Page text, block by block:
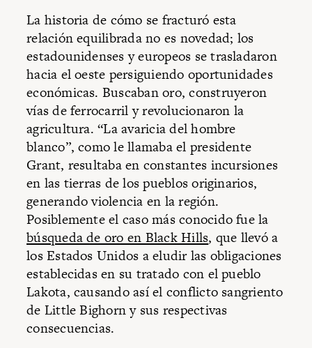
La historia de cómo se fracturó esta
relación equilibrada no es novedad; los
estadounidenses y europeos se trasladaron
hacia el oeste persiguiendo oportunidades
económicas. Buscaban oro, construyeron
vías de ferrocarril y revolucionaron la
agricultura. “La avaricia del hombre
blanco”, como le llamaba el presidente
Grant, resultaba en constantes incursiones
en las tierras de los pueblos originarios,
generando violencia en la región.
Posiblemente el caso más conocido fue la
búsqueda de oro en Black Hills, que llevó a
los Estados Unidos a eludir las obligaciones
establecidas en su tratado con el pueblo
Lakota, causando así el conflicto sangriento
de Little Bighorn y sus respectivas
consecuencias.